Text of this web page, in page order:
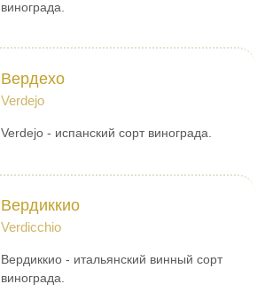
винограда.
Вердехо
Verdejo
Verdejo - испанский сорт винограда.
Вердиккио
Verdicchio
Вердиккио - итальянский винный сорт
винограда.